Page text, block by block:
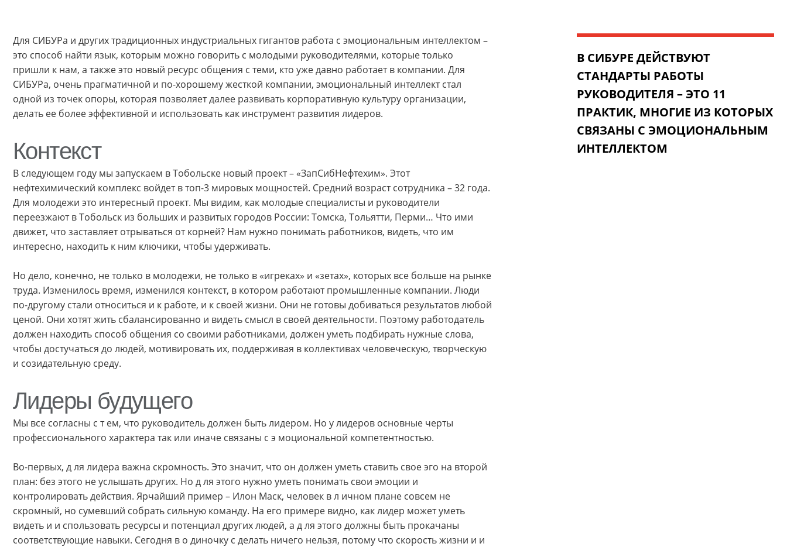
Для СИБУРа и других традиционных индустриальных гигантов работа с эмоциональным интеллектом –
это способ найти язык, которым можно говорить с молодыми руководителями, которые только
пришли к нам, а также это новый ресурс общения с теми, кто уже давно работает в компании. Для
СИБУРа, очень прагматичной и по-хорошему жесткой компании, эмоциональный интеллект стал
одной из точек опоры, которая позволяет далее развивать корпоративную культуру организации,
делать ее более эффективной и использовать как инструмент развития лидеров.
Контекст
В следующем году мы запускаем в Тобольске новый проект – «ЗапСибНефтехим». Этот
нефтехимический комплекс войдет в топ-3 мировых мощностей. Средний возраст сотрудника – 32 года.
Для молодежи это интересный проект. Мы видим, как молодые специалисты и руководители
переезжают в Тобольск из больших и развитых городов России: Томска, Тольятти, Перми… Что ими
движет, что заставляет отрываться от корней? Нам нужно понимать работников, видеть, что им
интересно, находить к ним ключики, чтобы удерживать.
Но дело, конечно, не только в молодежи, не только в «игреках» и «зетах», которых все больше на рынке
труда. Изменилось время, изменился контекст, в котором работают промышленные компании. Люди
по-другому стали относиться и к работе, и к своей жизни. Они не готовы добиваться результатов любой
ценой. Они хотят жить сбалансированно и видеть смысл в своей деятельности. Поэтому работодатель
должен находить способ общения со своими работниками, должен уметь подбирать нужные слова,
чтобы достучаться до людей, мотивировать их, поддерживая в коллективах человеческую, творческую
и созидательную среду.
Лидеры будущего
Мы все согласны с т ем, что руководитель должен быть лидером. Но у лидеров основные черты
профессионального характера так или иначе связаны с э моциональной компетентностью.
Во-первых, д ля лидера важна скромность. Это значит, что он должен уметь ставить свое эго на второй
план: без этого не услышать других. Но д ля этого нужно уметь понимать свои эмоции и
контролировать действия. Ярчайший пример – Илон Маск, человек в л ичном плане совсем не
скромный, но сумевший собрать сильную команду. На его примере видно, как лидер может уметь
видеть и и спользовать ресурсы и потенциал других людей, а д ля этого должны быть прокачаны
соответствующие навыки. Сегодня в о диночку с делать ничего нельзя, потому что скорость жизни и и
В СИБУРЕ ДЕЙСТВУЮТ
СТАНДАРТЫ РАБОТЫ
РУКОВОДИТЕЛЯ –ЭТО 11
ПРАКТИК, МНОГИЕ ИЗ КОТОРЫХ
СВЯЗАНЫ С ЭМОЦИОНАЛЬНЫМ
ИНТЕЛЛЕКТОМ